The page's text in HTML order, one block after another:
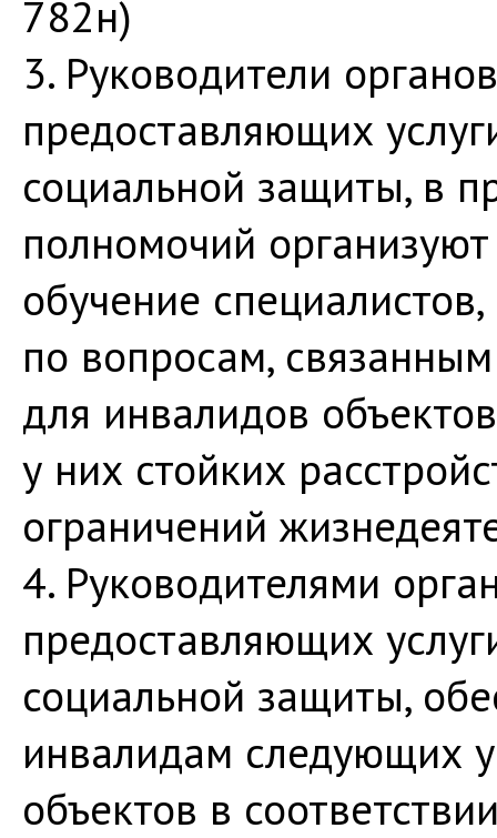
782н)
3. Руководители
предоставляющих
социальной защиты, в
полномочий
обучение
по вопросам,
для инвалидов
у них стойких
ограничений
4. Руководителями
предоставляющих
социальной защиты,
инвалидам следующих
объектов в